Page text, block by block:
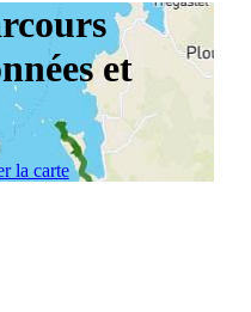
et
la carte